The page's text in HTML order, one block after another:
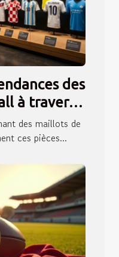
des
à travers
des maillots de
ces pièces...